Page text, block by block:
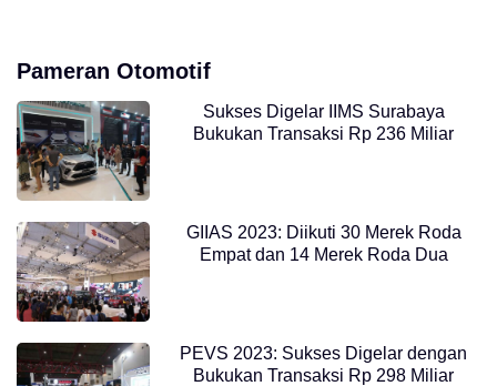
Pameran Otomotif
Sukses Digelar IIMS Surabaya
Bukukan Transaksi Rp 236 Miliar
GIIAS 2023: Diikuti 30 Merek Roda
Empat dan 14 Merek Roda Dua
PEVS 2023: Sukses Digelar dengan
Bukukan Transaksi Rp 298 Miliar